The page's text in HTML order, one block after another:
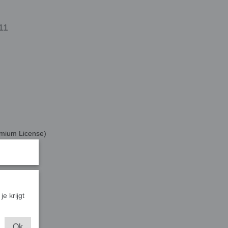
License)
krijgt